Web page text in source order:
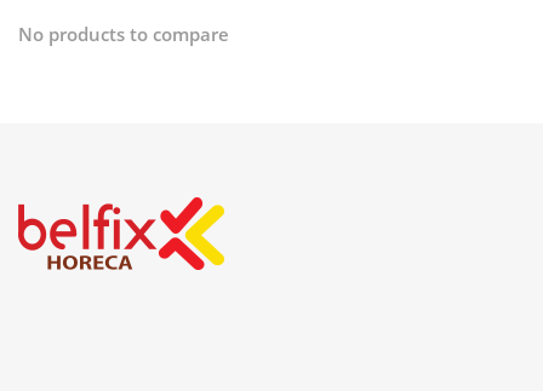
No products to compare